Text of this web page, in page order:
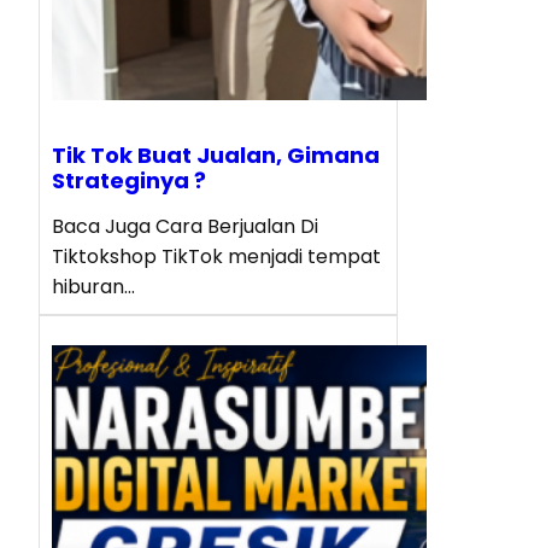
Tik Tok Buat Jualan, Gimana
Strateginya ?
Baca Juga Cara Berjualan Di
Tiktokshop TikTok menjadi tempat
hiburan…